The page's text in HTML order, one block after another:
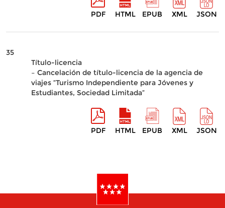
PDF HTML EPUB XML JSON
35
Título-licencia
– Cancelación de título-licencia de la agencia de
viajes “Turismo Independiente para Jóvenes y
Estudiantes, Sociedad Limitada”
PDF HTML EPUB XML JSON